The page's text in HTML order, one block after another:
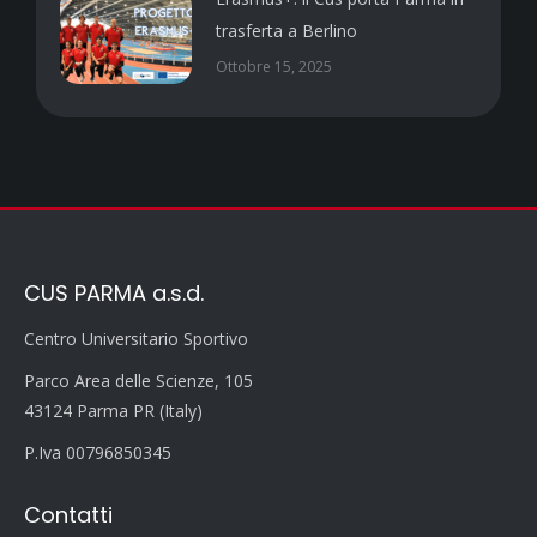
trasferta a Berlino
Ottobre 15, 2025
CUS PARMA a.s.d.
Centro Universitario Sportivo
Parco Area delle Scienze, 105
43124 Parma PR (Italy)
P.Iva 00796850345
Contatti